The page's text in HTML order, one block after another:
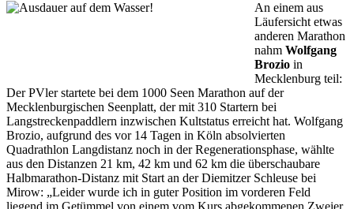
An einem aus
Läufersicht etwas
anderen Marathon
nahm Wolfgang
Brozio in
Mecklenburg teil:
Der PVler startete bei dem 1000 Seen Marathon auf der
Mecklenburgischen Seenplatt, der mit 310 Startern bei
Langstreckenpaddlern inzwischen Kultstatus erreicht hat. Wolfgang
Brozio, aufgrund des vor 14 Tagen in Köln absolvierten
Quadrathlon Langdistanz noch in der Regenerationsphase, wählte
aus den Distanzen 21 km, 42 km und 62 km die überschaubare
Halbmarathon-Distanz mit Start an der Diemitzer Schleuse bei
Mirow: „Leider wurde ich in guter Position im vorderen Feld